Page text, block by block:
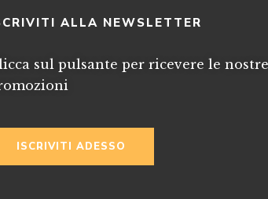
ALLA NEWSLETTER
sul pulsante per ricevere le
ISCRIVITI ADESSO